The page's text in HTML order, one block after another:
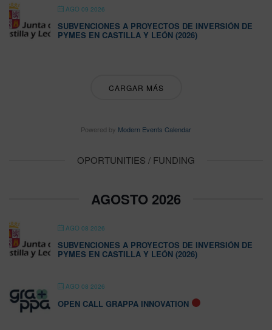
AGO 09 2026
SUBVENCIONES A PROYECTOS DE INVERSIÓN DE
PYMES EN CASTILLA Y LEÓN (2026)
CARGAR MÁS
Powered by Modern Events Calendar
OPORTUNITIES / FUNDING
AGOSTO 2026
AGO 08 2026
SUBVENCIONES A PROYECTOS DE INVERSIÓN DE
PYMES EN CASTILLA Y LEÓN (2026)
AGO 08 2026
OPEN CALL GRAPPA INNOVATION